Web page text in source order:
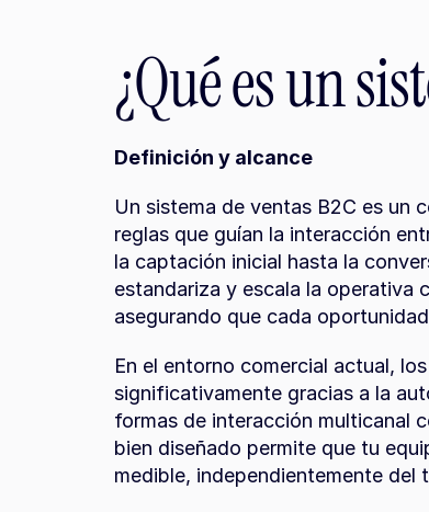
¿Qué es un
Definición y alcance
Un sistema de ventas B2C es un
reglas que guían la interacción
la captación inicial hasta la
estandariza y escala la operativa
asegurando que cada
En el entorno comercial actual,
significativamente gracias a la
formas de interacción multicanal
bien diseñado permite que tu
medible, independientemente del